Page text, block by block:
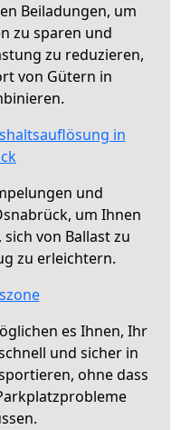
Beiladungen, um
zu sparen und
zu reduzieren,
von Gütern in
in
und
um Ihnen
von Ballast zu
zu erleichtern.
es Ihnen, Ihr
und sicher in
ohne dass